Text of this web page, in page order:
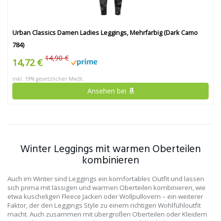
Urban Classics Damen Ladies Leggings, Mehrfarbig (Dark Camo
784)
14,72 € 14,90 €
inkl. 19% gesetzlicher MwSt.
Ansehen bei
Winter Leggings mit warmen Oberteilen
kombinieren
Auch im Winter sind Leggings ein komfortables Outfit und lassen
sich prima mit lässigen und warmen Oberteilen kombinieren, wie
etwa kuscheligen Fleece Jacken oder Wollpullovern – ein weiterer
Faktor, der den Leggings Style zu einem richtigen Wohlfühloutfit
macht. Auch zusammen mit übergroßen Oberteilen oder Kleidern